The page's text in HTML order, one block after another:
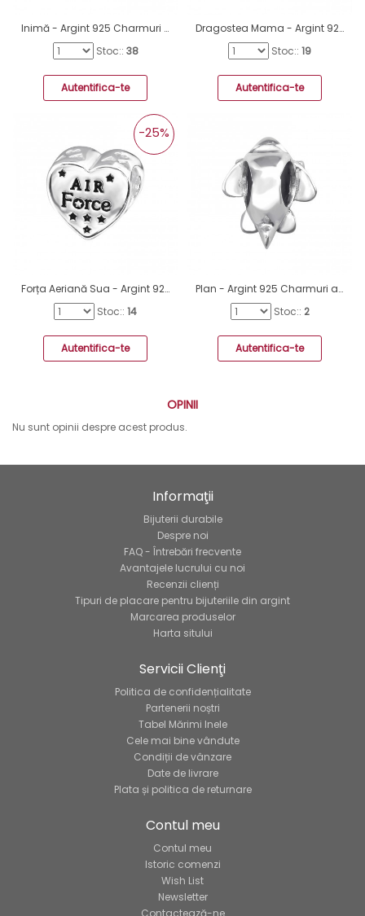
Inimă - Argint 925 Charmuri argint fără pietre A4S5742
Stoc:: 38
Autentifica-te
Dragostea Mama - Argint 925 Charmuri argint fără pietre A4S9201
Stoc:: 19
Autentifica-te
Forța Aeriană Sua - Argint 925 Charmuri argint fără pietre A4S28297
-25%
Stoc:: 14
Autentifica-te
Plan - Argint 925 Charmuri argint fără pietre A4S6015
Stoc:: 2
Autentifica-te
OPINII
Nu sunt opinii despre acest produs.
Informaţii
Bijuterii durabile
Despre noi
FAQ - Întrebări frecvente
Avantajele lucrului cu noi
Recenzii clienți
Tipuri de placare pentru bijuteriile din argint
Marcarea produselor
Harta sitului
Servicii Clienţi
Politica de confidențialitate
Partenerii noștri
Tabel Mărimi Inele
Cele mai bine vândute
Condiții de vânzare
Date de livrare
Plata și politica de returnare
Contul meu
Contul meu
Istoric comenzi
Wish List
Newsletter
Contactează-ne